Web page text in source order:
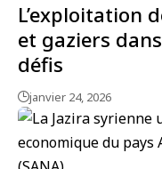
L’exploitation
et gaziers
défis
janvier 24, 2026